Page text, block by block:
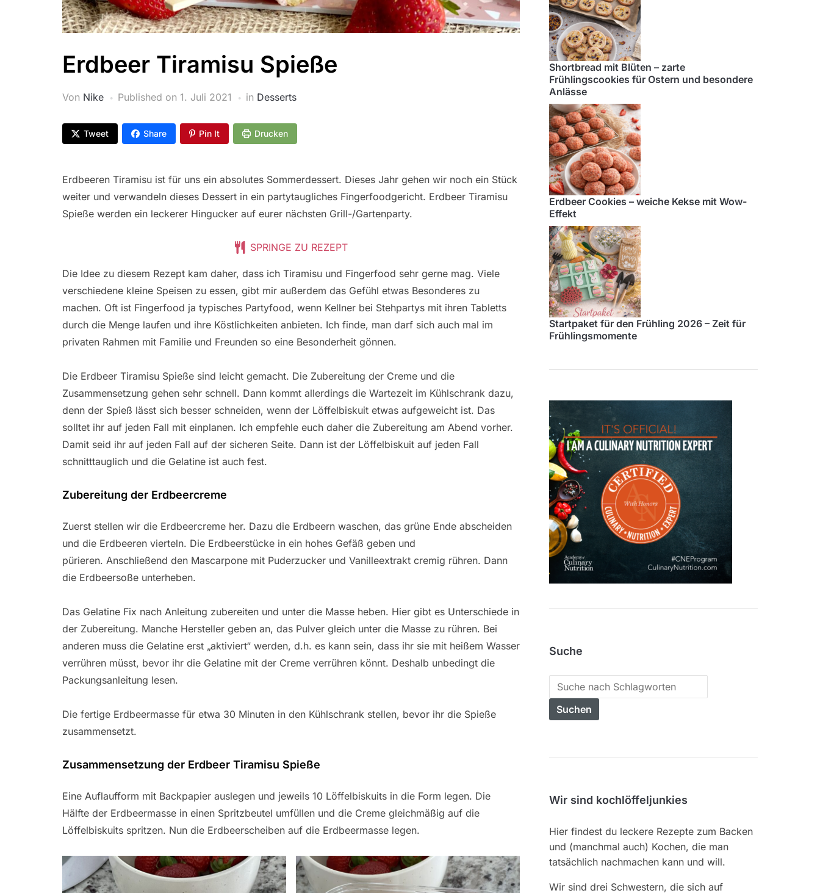
Erdbeer Tiramisu Spieße
Von Nike Published on 1. Juli 2021 in Desserts
Tweet Share Pin It Drucken
Erdbeeren Tiramisu ist für uns ein absolutes Sommerdessert. Dieses Jahr gehen wir noch ein Stück
weiter und verwandeln dieses Dessert in ein partytaugliches Fingerfoodgericht. Erdbeer Tiramisu
Spieße werden ein leckerer Hingucker auf eurer nächsten Grill-/Gartenparty.
SPRINGE ZU REZEPT
Die Idee zu diesem Rezept kam daher, dass ich Tiramisu und Fingerfood sehr gerne mag. Viele
verschiedene kleine Speisen zu essen, gibt mir außerdem das Gefühl etwas Besonderes zu
machen. Oft ist Fingerfood ja typisches Partyfood, wenn Kellner bei Stehpartys mit ihren Tabletts
durch die Menge laufen und ihre Köstlichkeiten anbieten. Ich finde, man darf sich auch mal im
privaten Rahmen mit Familie und Freunden so eine Besonderheit gönnen.
Die Erdbeer Tiramisu Spieße sind leicht gemacht. Die Zubereitung der Creme und die
Zusammensetzung gehen sehr schnell. Dann kommt allerdings die Wartezeit im Kühlschrank dazu,
denn der Spieß lässt sich besser schneiden, wenn der Löffelbiskuit etwas aufgeweicht ist. Das
solltet ihr auf jeden Fall mit einplanen. Ich empfehle euch daher die Zubereitung am Abend vorher.
Damit seid ihr auf jeden Fall auf der sicheren Seite. Dann ist der Löffelbiskuit auf jeden Fall
schnitttauglich und die Gelatine ist auch fest.
Zubereitung der Erdbeercreme
Zuerst stellen wir die Erdbeercreme her. Dazu die Erdbeern waschen, das grüne Ende abscheiden
und die Erdbeeren vierteln. Die Erdbeerstücke in ein hohes Gefäß geben und
pürieren. Anschließend den Mascarpone mit Puderzucker und Vanilleextrakt cremig rühren. Dann
die Erdbeersoße unterheben.
Das Gelatine Fix nach Anleitung zubereiten und unter die Masse heben. Hier gibt es Unterschiede in
der Zubereitung. Manche Hersteller geben an, das Pulver gleich unter die Masse zu rühren. Bei
anderen muss die Gelatine erst „aktiviert“ werden, d.h. es kann sein, dass ihr sie mit heißem Wasser
verrühren müsst, bevor ihr die Gelatine mit der Creme verrühren könnt. Deshalb unbedingt die
Packungsanleitung lesen.
Die fertige Erdbeermasse für etwa 30 Minuten in den Kühlschrank stellen, bevor ihr die Spieße
zusammensetzt.
Zusammensetzung der Erdbeer Tiramisu Spieße
Eine Auflaufform mit Backpapier auslegen und jeweils 10 Löffelbiskuits in die Form legen. Die
Hälfte der Erdbeermasse in einen Spritzbeutel umfüllen und die Creme gleichmäßig auf die
Löffelbiskuits spritzen. Nun die Erdbeerscheiben auf die Erdbeermasse legen.
Shortbread mit Blüten – zarte
Frühlingscookies für Ostern und besondere
Anlässe
Erdbeer Cookies – weiche Kekse mit Wow-
Effekt
Startpaket für den Frühling 2026 – Zeit für
Frühlingsmomente
Suche
Search
for:
Wir sind kochlöffeljunkies
Hier findest du leckere Rezepte zum Backen
und (manchmal auch) Kochen, die man
tatsächlich nachmachen kann und will.
Wir sind drei Schwestern, die sich auf